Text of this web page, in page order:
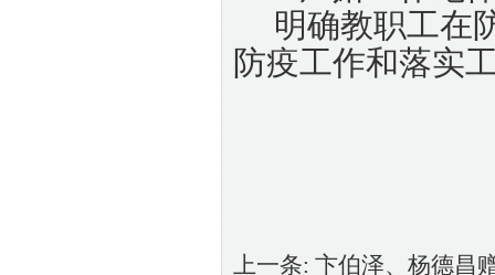
明确教职工在
防疫工作和落实
上一条: 卞伯泽、杨德昌